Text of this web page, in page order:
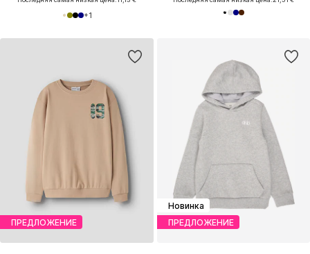
+1
ПРЕДЛОЖЕНИЕ
Новинка
ПРЕДЛОЖЕНИЕ